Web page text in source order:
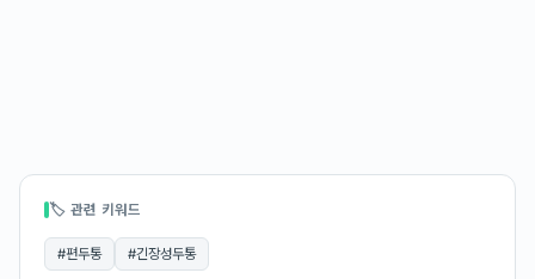
🏷 관련 키워드
#편두통 #긴장성두통